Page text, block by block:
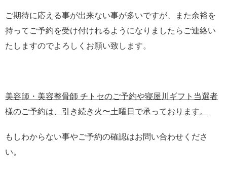
ご期待に応える事が出来ない事が多いですが、また余裕を
持ってご予約を受け付けれるようになりましたらご連絡い
たしますのでよろしくお願い致します。
美容師・美容整骨師 チトセのご予約や寝屋川ギフト当選者
様のご予約は、引き続き火〜土曜日で承っております。
もしわからない事やご予約の確認はお問い合わせくださ
い。